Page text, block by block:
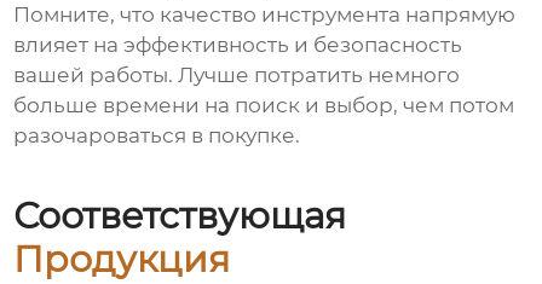
Помните, что качество инструмента напрямую
влияет на эффективность и безопасность
вашей работы. Лучше потратить немного
больше времени на поиск и выбор, чем потом
разочароваться в покупке.
Соответствующая
Продукция